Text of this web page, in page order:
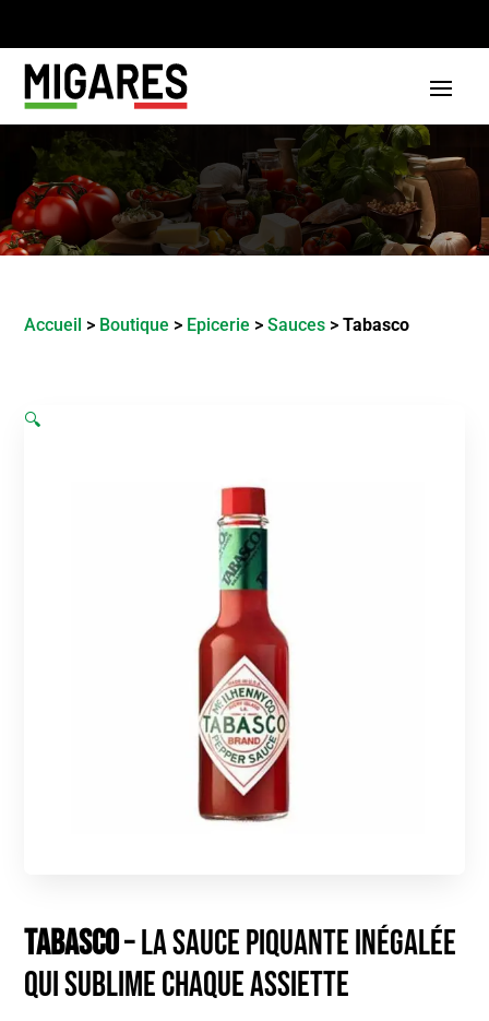
Accueil > Boutique > Epicerie >Sauces >Tabasco
🔍
Tabasco– La sauce piquante inégalée
qui sublime chaque assiette